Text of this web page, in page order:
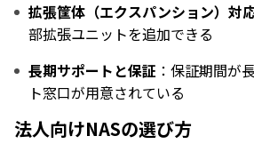
拡張筐体（エクスパンション）対
部拡張ユニットを追加できる
長期サポートと保証 ：保証期間が
ト窓口が用意されている
法人向けNASの選び方